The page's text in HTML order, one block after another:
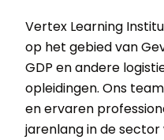
Vertex Learning
op het gebied van
GDP en andere
opleidingen. Ons
en ervaren
jarenlang in de sector